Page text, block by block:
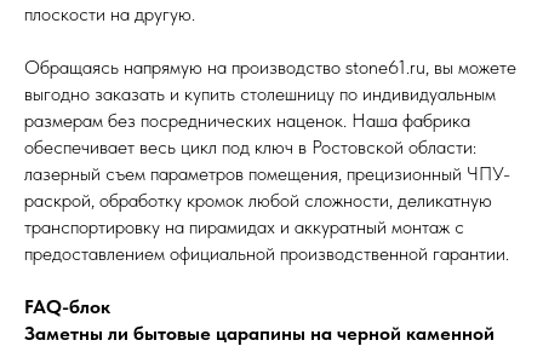
плоскости на другую.
Обращаясь напрямую на производство stone61.ru, вы можете
выгодно заказать и купить столешницу по индивидуальным
размерам без посреднических наценок. Наша фабрика
обеспечивает весь цикл под ключ в Ростовской области:
лазерный съем параметров помещения, прецизионный ЧПУ-
раскрой, обработку кромок любой сложности, деликатную
транспортировку на пирамидах и аккуратный монтаж с
предоставлением официальной производственной гарантии.
FAQ-блок
Заметны ли бытовые царапины на черной каменной